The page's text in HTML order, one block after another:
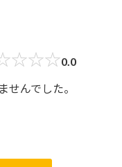
☆☆☆0.0
せんでした。